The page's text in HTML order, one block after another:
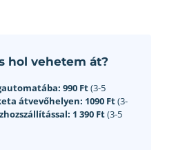
hol vehetem át?
990 Ft(3-5
átvevőhelyen: 1090 Ft(3-
1 390 Ft(3-5